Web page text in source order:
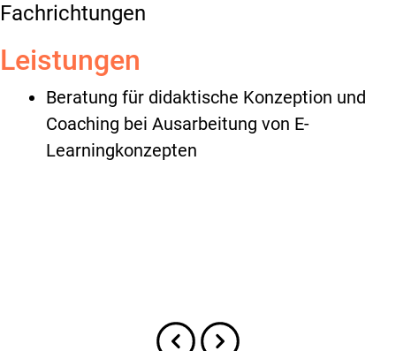
Fachrichtungen
Leistungen
Beratung für didaktische Konzeption und
Coaching bei Ausarbeitung von E-
Learningkonzepten